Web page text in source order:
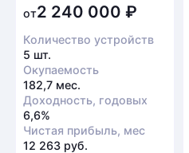
от2 240 000 ₽
Количество устройств
5 шт.
Окупаемость
182,7 мес.
Доходность, годовых
6,6%
Чистая прибыль, мес
12 263 руб.